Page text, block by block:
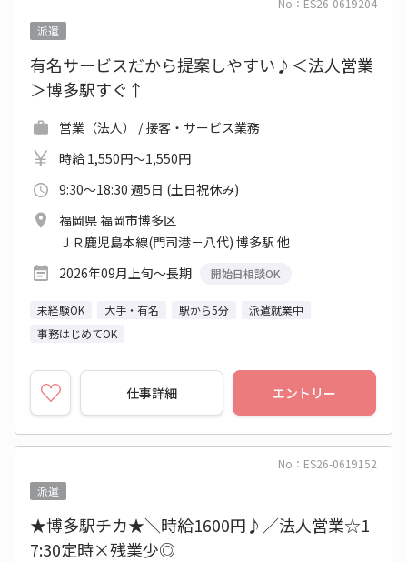
No：ES26-0619204
派遣
有名サービスだから提案しやすい♪＜法人営業
＞博多駅すぐ↑
営業（法人） / 接客・サービス業務
時給 1,550円～1,550円
9:30～18:30 週5日 (土日祝休み)
福岡県 福岡市博多区
ＪＲ鹿児島本線(門司港－八代) 博多駅 他
2026年09月上旬～長期
開始日相談OK
未経験OK 大手・有名 駅から5分
派遣就業中
事務はじめてOK
仕事詳細 エントリー
No：ES26-0619152
派遣
★博多駅チカ★＼時給1600円♪／法人営業☆1
7:30定時×残業少◎